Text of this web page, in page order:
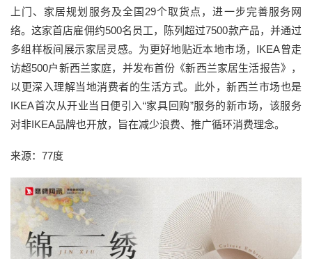
上门、家居规划服务及全国29个取货点，进一步完善服务网
络。这家首店雇佣约500名员工，陈列超过7500款产品，并通过
多组样板间展示家居灵感。为更好地贴近本地市场，IKEA曾走
访超500户新西兰家庭，并发布首份《新西兰家居生活报告》，
以更深入理解当地消费者的生活方式。此外，新西兰市场也是
IKEA首次从开业当日便引入“家具回购”服务的新市场，该服务
对非IKEA品牌也开放，旨在减少浪费、推广循环消费理念。
来源：77度